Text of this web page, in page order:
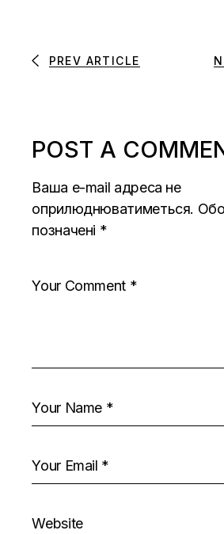
PREV ARTICLE
POST A
Ваша e-mail адреса не
оприлюднюватиметься.
позначені *